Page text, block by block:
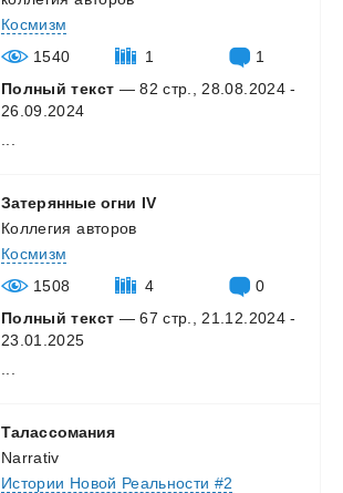
Космизм
1540
1
1
Полный текст — 82 стр., 28.08.2024 -
26.09.2024
Затерянные огни IV
Коллегия авторoв
Космизм
1508
4
0
Полный текст — 67 стр., 21.12.2024 -
23.01.2025
Талассомания
Narrativ
Истории Новой Реальности #2